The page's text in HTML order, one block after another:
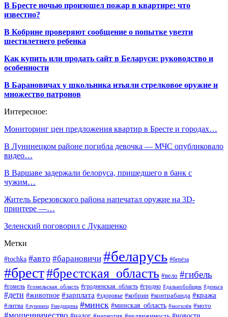
В Бресте ночью произошел пожар в квартире: что
известно?
В Кобрине проверяют сообщение о попытке увезти
шестилетнего ребенка
Как купить или продать сайт в Беларуси: руководство и
особенности
В Барановичах у школьника изъяли стрелковое оружие и
множество патронов
Интересное:
Мониторинг цен предложения квартир в Бресте и городах…
В Лунинецком районе погибла девочка — МЧС опубликовало
видео…
В Варшаве задержали белоруса, пришедшего в банк с
чужим…
Житель Березовского района напечатал оружие на 3D-
принтере —…
Зеленский поговорил с Лукашенко
Метки
#tochka #авто #барановичи #беларусь #берёза
#брест#брестская_область #вело #гибель
#гомель #гомельская_область #гродненская_область #гродно #дальнобойщик #деньга
#дети #животное #зарплата #здоровье #кобрин #контрабанда #кража
#литва #лунинец #медицина #минск #минская_область #могилёв #мото